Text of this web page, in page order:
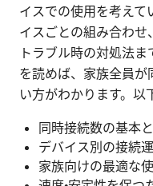
イスでの使用を考えて
イスごとの組み合わせ
トラブル時の対処法
を読めば、家族全員
い方がわかります。以
同時接続数の基本
デバイス別の接続
家族向けの最適な